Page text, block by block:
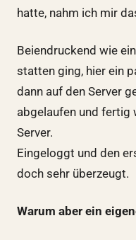
hatte, nahm ich mir
Beiendruckend wie
statten ging, hier ein
dann auf den Server
abgelaufen und fertig
Server.
Eingeloggt und den
doch sehr überzeugt.
Warum aber ein